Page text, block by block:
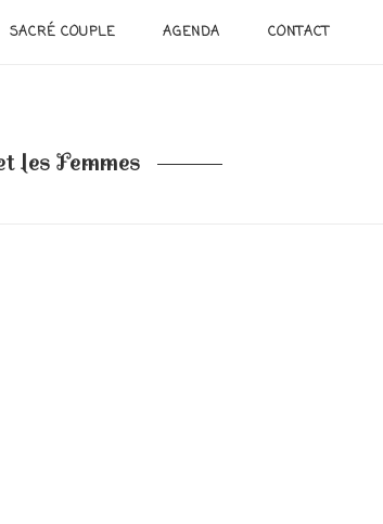
SACRÉ COUPLE AGENDA CONTACT
les Femmes